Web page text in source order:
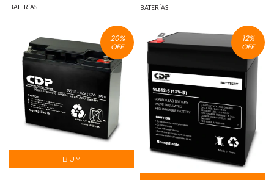
BATERÍAS BATERÍAS
20%
OFF
12%
OFF